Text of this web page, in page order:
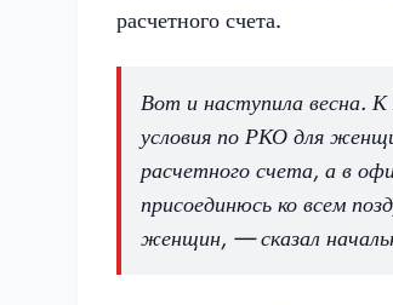
расчетного счета.
Вот и наступила весна.
условия по РКО для
расчетного счета, а в
присоединюсь ко всем
женщин, — сказал